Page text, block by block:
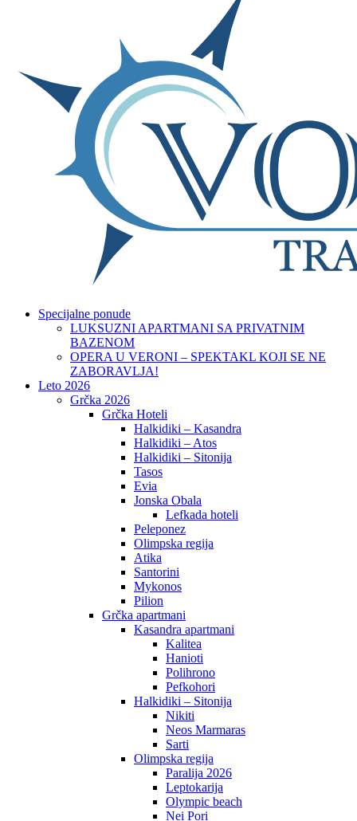
Specijalne ponude
LUKSUZNI APARTMANI SA PRIVATNIM
BAZENOM
OPERA U VERONI – SPEKTAKL KOJI SE NE
ZABORAVLJA!
Leto 2026
Grčka 2026
Grčka Hoteli
Halkidiki – Kasandra
Halkidiki – Atos
Halkidiki – Sitonija
Tasos
Evia
Jonska Obala
Lefkada hoteli
Peleponez
Olimpska regija
Atika
Santorini
Mykonos
Pilion
Grčka apartmani
Kasandra apartmani
Kalitea
Hanioti
Polihrono
Pefkohori
Halkidiki – Sitonija
Nikiti
Neos Marmaras
Sarti
Olimpska regija
Paralija 2026
Leptokarija
Olympic beach
Nei Pori